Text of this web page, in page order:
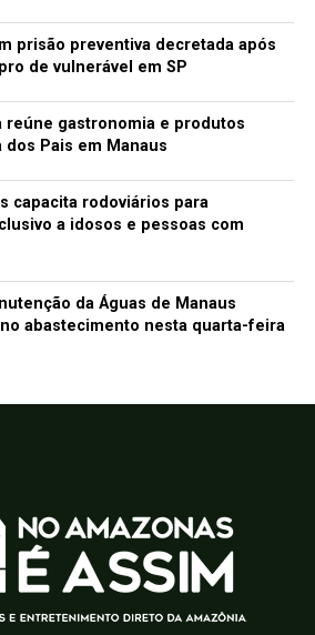
prisão preventiva decretada após
de vulnerável em SP
reúne gastronomia e produtos
Pais em Manaus
capacita rodoviários para
a idosos e pessoas com
da Águas de Manaus
abastecimento nesta quarta-feira